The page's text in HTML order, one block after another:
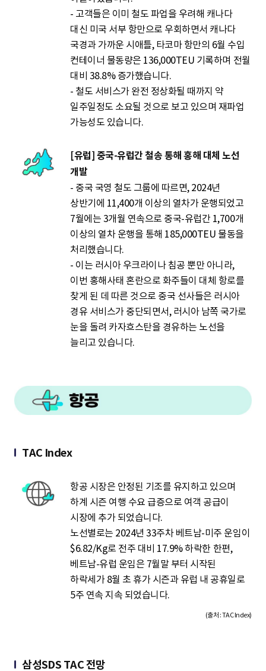
- 고객들은 이미 철도 파업을 우려해 캐나다
대신 미국 서부 항만으로 우회하면서 캐나다
국경과 가까운 시애틀, 타코마 항만의 6월 수입
컨테이너 물동량은 136,000TEU 기록하며 전월
대비 38.8% 증가했습니다.
- 철도 서비스가 완전 정상화될 때까지 약
일주일정도 소요될 것으로 보고 있으며 재파업
가능성도 있습니다.
[유럽] 중국-유럽간 철송 통해 홍해 대체 노선
개발
- 중국 국영 철도 그룹에 따르면, 2024년
상반기에 11,400개 이상의 열차가 운행되었고
7월에는 3개월 연속으로 중국-유럽간 1,700개
이상의 열차 운행을 통해 185,000TEU 물동을
처리했습니다.
- 이는 러시아 우크라이나 침공 뿐만 아니라,
이번 홍해사태 혼란으로 화주들이 대체 항로를
찾게 된 데 따른 것으로 중국 선사들은 러시아
경유 서비스가 중단되면서, 러시아 남쪽 국가로
눈을 돌려 카자흐스탄을 경유하는 노선을
늘리고 있습니다.
TAC Index
항공 시장은 안정된 기조를 유지하고 있으며
하계 시즌 여행 수요 급증으로 여객 공급이
시장에 추가 되었습니다.
노선별로는 2024년 33주차 베트남-미주 운임이
$6.82/Kg로 전주 대비 17.9% 하락한 한편,
베트남-유럽 운임은 7월말 부터 시작된
하락세가 8월 초 휴가 시즌과 유럽 내 공휴일로
5주 연속 지속 되었습니다.
(출처 : TAC Index)
삼성SDS TAC 전망